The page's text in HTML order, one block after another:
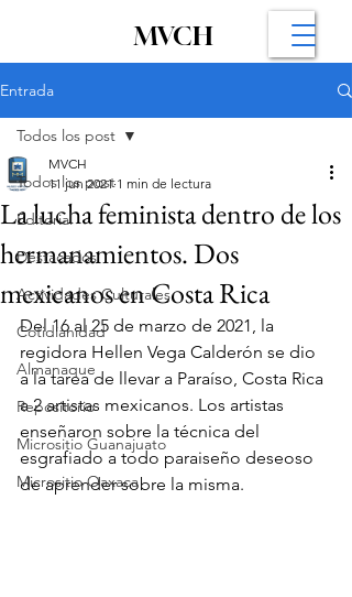
MVCH
Entrada
Todos los post
Editorial
Destacados
Actividades Culturales
Cotidianidad
Almanaque
Repositorio
Micrositio Guanajuato
Micrositio Oaxaca
Todos los post
La lucha feminista dentro de los
hermanamientos. Dos
mexicanos en Costa Rica
MVCH
11 jun 2021 1 min de lectura
Del 16 al 25 de marzo de 2021, la
regidora Hellen Vega Calderón se dio
a la tarea de llevar a Paraíso, Costa Rica
a 2 artistas mexicanos. Los artistas
enseñaron sobre la técnica del
esgrafiado a todo paraiseño deseoso
de aprender sobre la misma.